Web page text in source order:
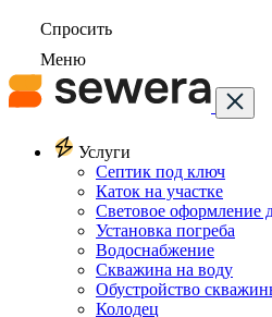
Спросить
Меню
Услуги
Септик под ключ
Каток на участке
Световое оформление
Установка погреба
Водоснабжение
Скважина на воду
Обустройство
Колодец